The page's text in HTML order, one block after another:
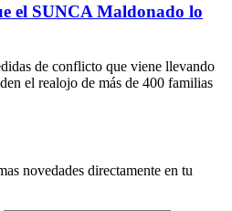
el SUNCA Maldonado lo
de conflicto que viene llevando
el realojo de más de 400 familias
novedades directamente en tu